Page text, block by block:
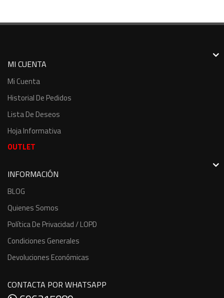
MI CUENTA
Mi Cuenta
Historial De Pedidos
Lista De Deseos
Hoja Informativa
OUTLET
INFORMACIÓN
BLOG
Quienes Somos
Política De Privacidad / LOPD
Condiciones Generales
Devoluciones Económicas
CONTACTA POR WHATSAPP